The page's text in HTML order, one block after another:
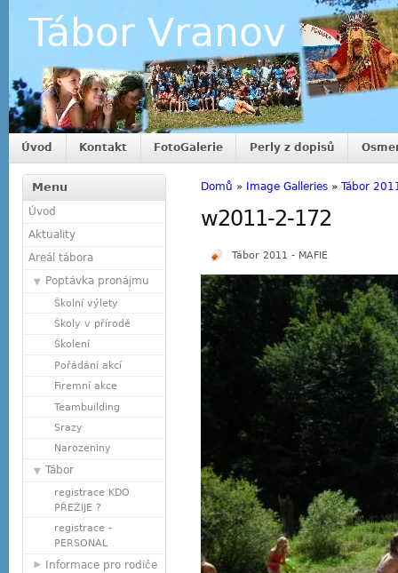
Tábor Vranov
Úvod Kontakt FotoGalerie Perly z dopisů
Menu
Úvod
Aktuality
Areál tábora
Poptávka pronájmu
Školní výlety
Školy v přírodě
Školení
Pořádání akcí
Firemní akce
Teambuilding
Srazy
Narozeniny
Tábor
registrace KDO
PŘEŽIJE ?
registrace -
PERSONAL
Informace pro rodiče
Domů » Image Galleries » Tábor
w2011-2-172
Tábor 2011 - MAFIE